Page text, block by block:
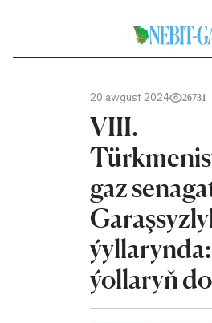
20 awgust 2024 26731
VIII.
gaz
ýollaryň